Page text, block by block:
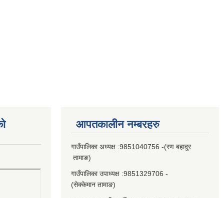
आपतकालीन नम्बरहरु
गाउँपालिका अध्यक्ष :9851040756 -(रण बहादुर
तामाङ)
गाउँपालिका उपाध्यक्ष :9851329706 -
(सेक्केमान तामाङ)